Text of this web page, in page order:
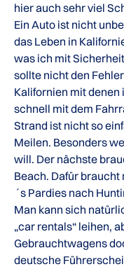
hier auch sehr viel
Ein Auto ist nicht
das Leben in
was ich mit
sollte nicht den
Kalifornien mit
schnell mit dem
Strand ist nicht so
Meilen. Besonders
will. Der nächste
Beach. Dafür
´s Pardies nach
Man kann sich
„car rentals“ leihen,
Gebrauchtwagens
deutsche